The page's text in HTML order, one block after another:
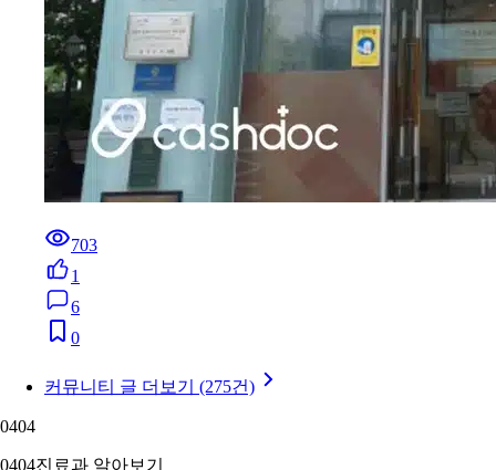
703
1
6
0
커뮤니티 글 더보기 (275건)
0404
0404진료과 알아보기